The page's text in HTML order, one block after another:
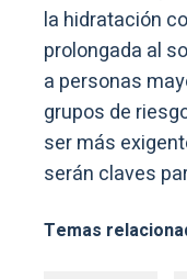
la hidratación
prolongada al
a personas
grupos de
ser más
serán claves
Temas